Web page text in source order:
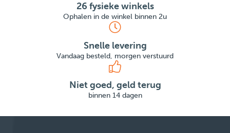
26 fysieke winkels
Ophalen in de winkel binnen 2u
Snelle levering
Vandaag besteld, morgen verstuurd
Niet goed, geld terug
binnen 14 dagen